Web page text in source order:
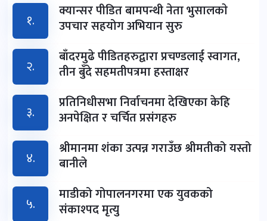
१. क्यान्सर पीडित बामपन्थी नेता भुसालकाे
उपचार सहयोग अभियान सुरु
२.
बाँदरमुढे पीडितहरुद्वारा प्रचण्डलाई स्वागत,
तीन बुँदे सहमतीपत्रमा हस्ताक्षर
३.
प्रतिनिधीसभा निर्वाचनमा देखिएका केहि
अनपेक्षित र चर्चित प्रसंगहरु
४.
श्रीमानमा शंका उत्पन्न गराउँछ श्रीमतीको यस्तो
बानीले
५.
माडीको गोपालनगरमा एक युवकको
संकाश्पद मृत्यु